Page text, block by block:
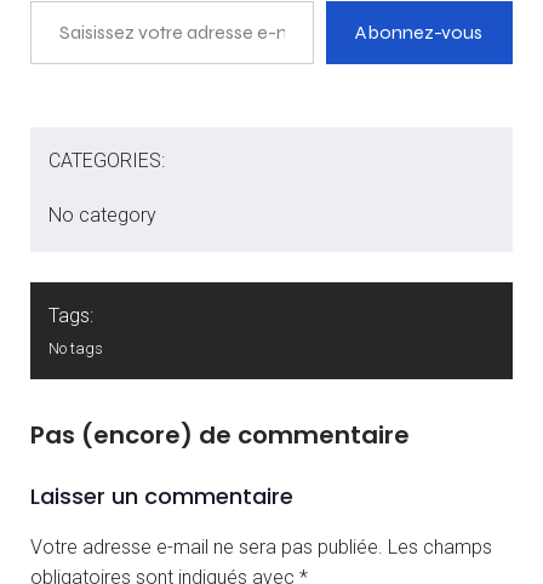
Abonnez-vous
CATEGORIES:
No category
Tags:
No tags
Pas (encore) de commentaire
Laisser un commentaire
Votre adresse e-mail ne sera pas publiée. Les champs
obligatoires sont indiqués avec *